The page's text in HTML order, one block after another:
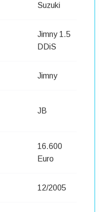
Suzuki
Jimny 1.5
DDiS
Jimny
JB
16.600
Euro
12/2005